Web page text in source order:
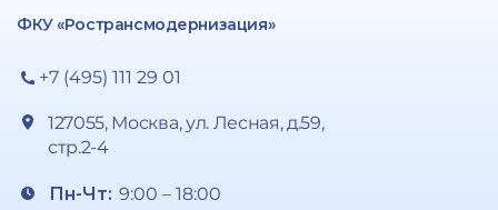
ФКУ «Ространсмодернизация»
+7 (495) 111 29 01
127055, Москва, ул. Лесная, д.59,
стр.2-4
Пн-Чт: 9:00 – 18:00